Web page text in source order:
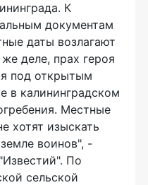
К
документам
даты возлагают
деле, прах героя
под открытым
в калининградском
Местные
хотят изыскать
воинов", -
По
сельской